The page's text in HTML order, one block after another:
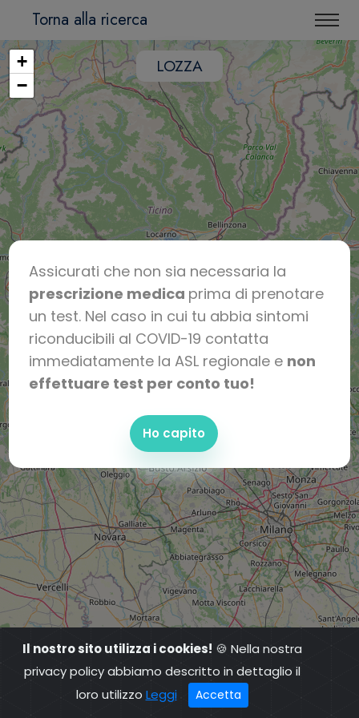
Assicurati che non sia necessaria la
prescrizione medica prima di prenotare
un test. Nel caso in cui tu abbia sintomi
riconducibili al COVID-19 contatta
immediatamente la ASL regionale e non
effettuare test per conto tuo!
Ho capito
Torna alla ricerca
LOZZA
+
−
Il nostro sito utilizza i cookies! 🍪 Nella nostra
privacy policy abbiamo descritto in dettaglio il
loro utilizzo Leggi Accetta